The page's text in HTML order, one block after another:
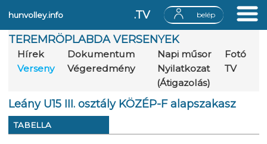
hunvolley.info .TV belép
TEREMRÖPLABDA VERSENYEK
Hírek Dokumentum Napi műsor
Fotó
Verseny
Végeredmény Nyilatkozat
TV
(Átigazolás)
Leány U15 III. osztály KÖZÉP-F alapszakasz
TABELLA